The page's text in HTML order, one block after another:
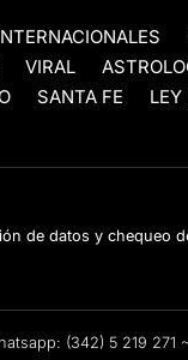
VIRAL
SANTA FE
LEY
de datos y chequeo
(342) 5 219 271 ~